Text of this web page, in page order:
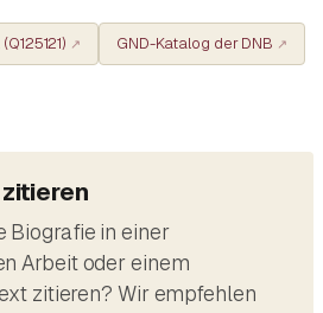
GND-Katalog der DNB
Biografie in einer
Arbeit oder einem
zitieren? Wir empfehlen